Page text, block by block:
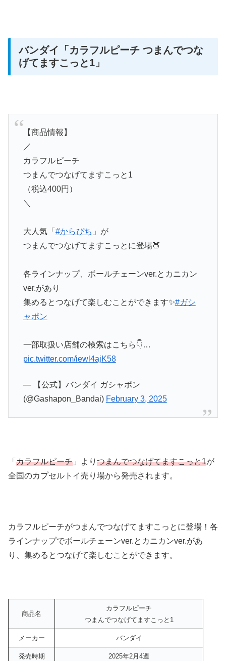
バンダイ「カラフルピーチ つまんでつな
げてますこっと1 」
【商品情報】
／
カラフルピーチ
つまんでつなげてますこっと1
（税込400円）
＼
大人気「 #からぴち 」が
つまんでつなげてますこっとに登場🍑
各ラインナップ、ボールチェーンver.とカニカン
ver.があり
集めるとつなげて楽しむことができます✨#ガシ
ャポン
一部取扱い店舗の検索はこちら👇…
pic.twitter.com/iewl4ajK58
— 【公式】バンダイ ガシャポン
(@Gashapon_Bandai) February 3, 2025
「 カラフルピーチ 」より つまんでつなげてますこっと1が
全国のカプセルトイ売り場から発売されます。
カラフルピーチがつまんでつなげてますこっとに登場！各
ラインナップでボールチェーンver.とカニカンver.があ
り、集めるとつなげて楽しむことができます。
商品名
カラフルピーチ
つまんでつなげてますこっと1
メーカー バンダイ
発売時期 2025年2月4週